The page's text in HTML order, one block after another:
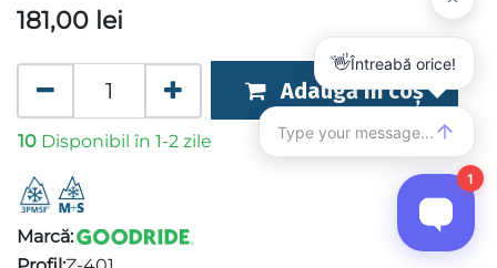
181,00 lei
Adaugă în coș
10 Disponibil în 1-2 zile
Marcă: